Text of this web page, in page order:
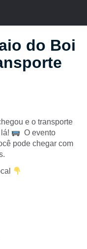
do Boi
e o transporte
O evento
pode chegar com